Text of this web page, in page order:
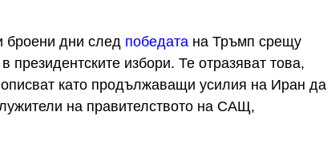
броени дни след победата на Тръмп срещу
президентските избори. Те отразяват това,
като продължаващи усилия на Иран да
на правителството на САЩ,